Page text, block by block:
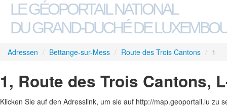
LE GÉOPORTAIL NATIONAL
DU GRAND-DUCHÉ DE
Adressen / Bettange-sur-Mess / Route des Trois Cantons / 1
1, Route des Trois Cantons,
Klicken Sie auf den Adresslink, um sie auf http://map.geoportail.lu zu